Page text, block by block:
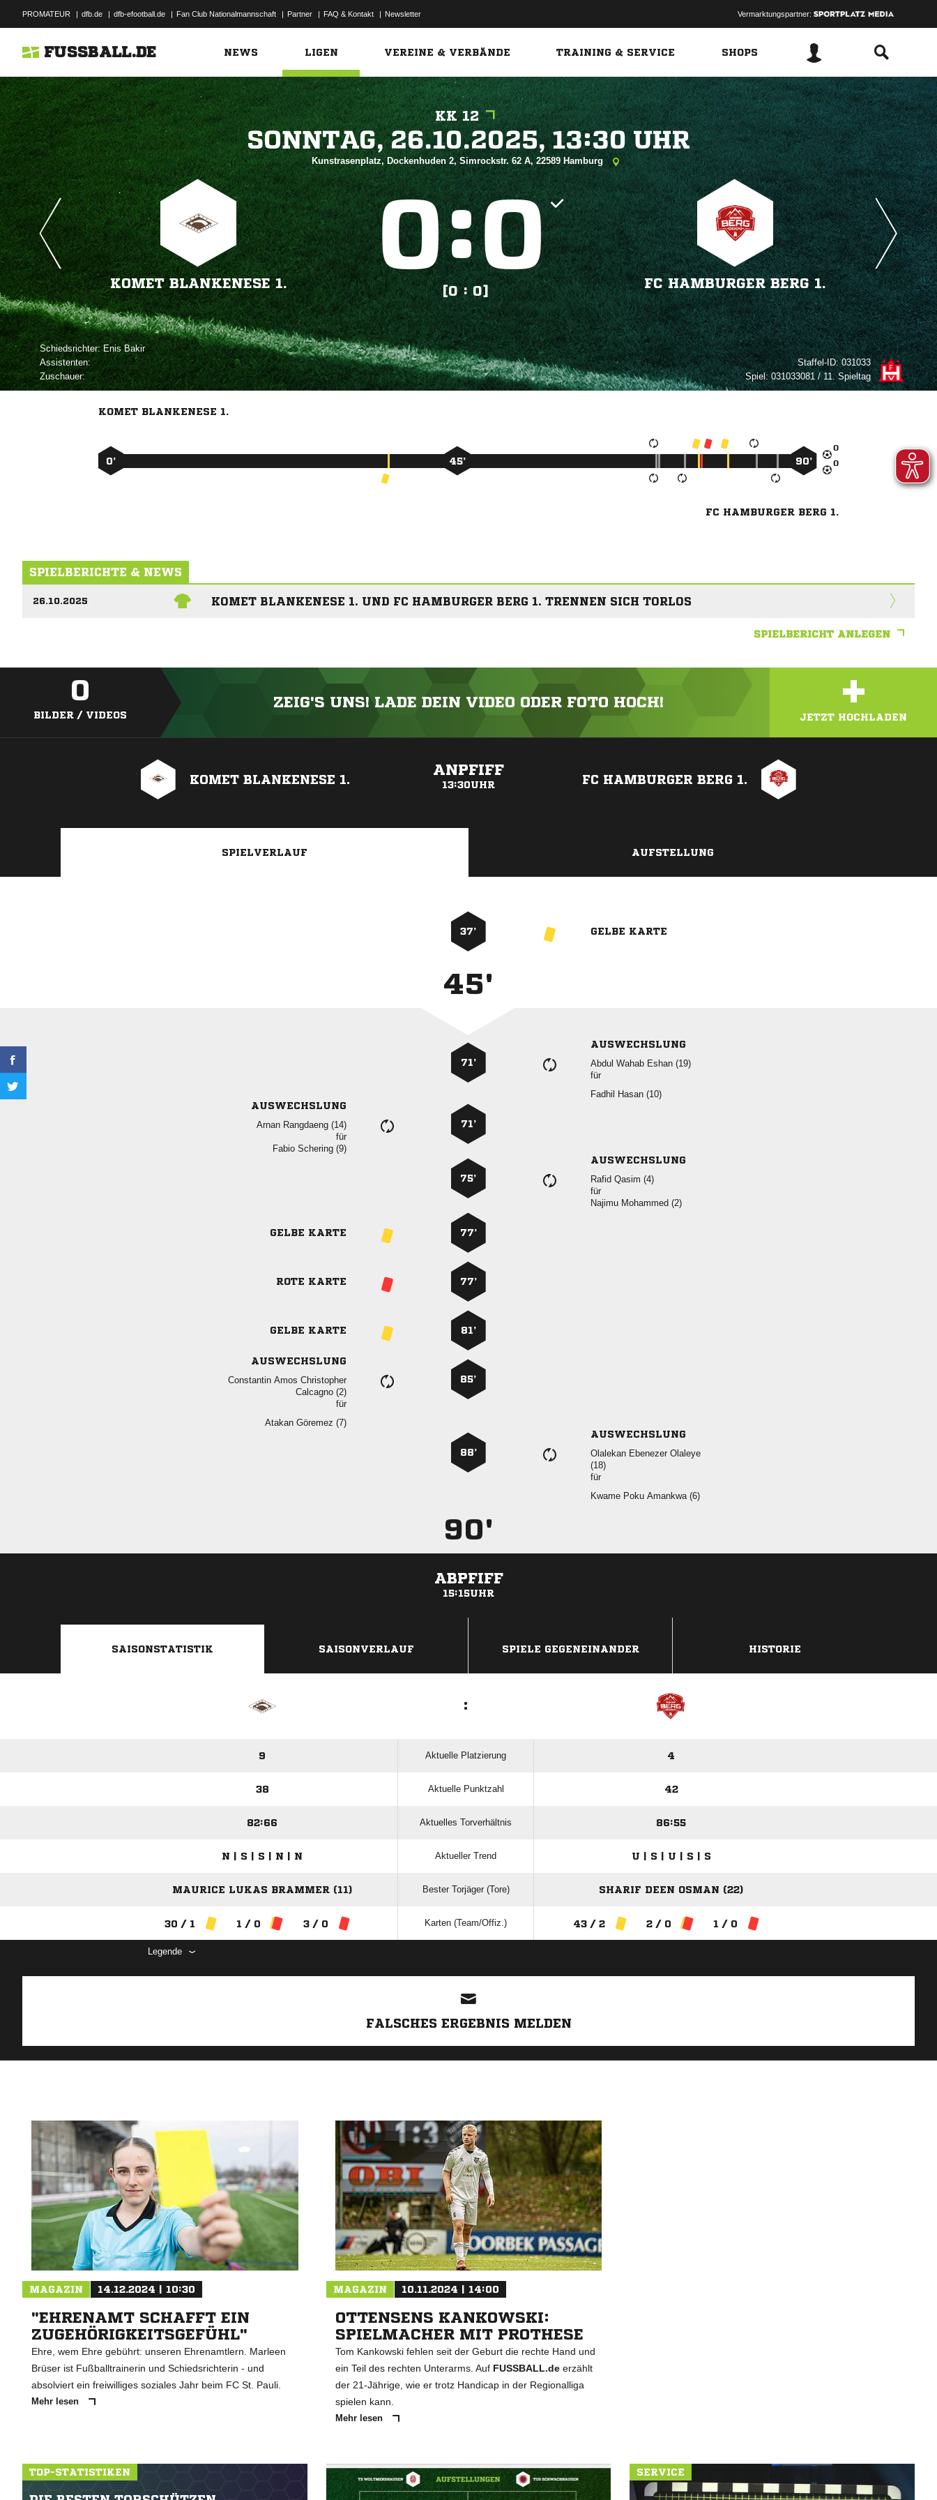
PROMATEUR | dfb.de | dfb-efootball.de | Fan Club Nationalmannschaft | Partner | FAQ & Kontakt | Newsletter Vermarktungspartner:
FUSSBALL.DE NEWS LIGEN VEREINE & VERBÄNDE TRAINING & SERVICE SHOPS
KK 12
   
Kunstrasenplatz, Dockenhuden 2, Simrockstr. 62 A, 22589 Hamburg
KOMET BLANKENESE 1.
:
[0 : 0]
FC HAMBURGER BERG 1.
Schiedsrichter: 
Assistenten:
Zuschauer:
Staffel-ID:031033
Spiel:031033081 / 11. Spieltag
KOMET BLANKENESE 1.


0’ 45’ 90’
FC HAMBURGER BERG 1.
SPIELBERICHTE & NEWS
26.10.2025 KOMET BLANKENESE 1. UND FC HAMBURGER BERG 1. TRENNEN SICH TORLOS
SPIELBERICHT ANLEGEN
0
BILDER / VIDEOS
ZEIG'S UNS! LADE DEIN VIDEO ODER FOTO HOCH! +
JETZT HOCHLADEN
KOMET BLANKENESE 1.
ANPFIFF
13:30UHR FC HAMBURGER BERG 1.
SPIELVERLAUF AUFSTELLUNG
37’ GELBE KARTE
45'
71’
AUSWECHSLUNG
   
für
  
AUSWECHSLUNG
  
für
  
71’
75’
AUSWECHSLUNG
  
für
  
GELBE KARTE 77’
ROTE KARTE 77’
GELBE KARTE 81’
AUSWECHSLUNG
  
 
für
  
85’
88’
AUSWECHSLUNG
  

für
   
90'
ABPFIFF
15:15UHR
SAISONSTATISTIK SAISONVERLAUF SPIELE GEGENEINANDER HISTORIE
:
9 Aktuelle Platzierung 4
38 Aktuelle Punktzahl 42
82:66 Aktuelles Torverhältnis 86:55
N | S | S | N | N Aktueller Trend U | S | U | S | S
MAURICE LUKAS BRAMMER (11) Bester Torjäger (Tore) SHARIF DEEN OSMAN (22)
30 / 1 1 / 0 3 / 0 Karten (Team/Offiz.) 43 / 2 2 / 0 1 / 0
Legende
FALSCHES ERGEBNIS MELDEN
MAGAZIN 14.12.2024 | 10:30
"EHRENAMT SCHAFFT EIN
ZUGEHÖRIGKEITSGEFÜHL"
Ehre, wem Ehre gebührt: unseren Ehrenamtlern. Marleen
Brüser ist Fußballtrainerin und Schiedsrichterin - und
absolviert ein freiwilliges soziales Jahr beim FC St. Pauli.
Mehr lesen
MAGAZIN 10.11.2024 | 14:00
OTTENSENS KANKOWSKI:
SPIELMACHER MIT PROTHESE
Tom Kankowski fehlen seit der Geburt die rechte Hand und
ein Teil des rechten Unterarms. Auf FUSSBALL.deerzählt
der 21-Jährige, wie er trotz Handicap in der Regionalliga
spielen kann.
Mehr lesen
TOP-STATISTIKEN SERVICE